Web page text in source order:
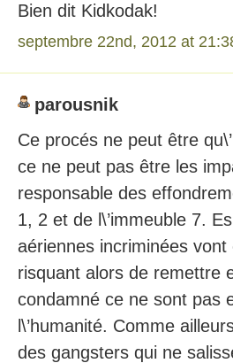
Bien dit Kidkodak!
septembre 22nd, 2012 at
parousnik
Ce procés ne peut être
ce ne peut pas être les
responsable des
1, 2 et de l\’immeuble 7.
aériennes incriminées
risquant alors de remettre
condamné ce ne sont pas
l\’humanité. Comme
des gangsters qui ne